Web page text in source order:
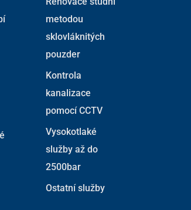
metodou
sklovláknitých
pouzder
Kontrola
kanalizace
pomocí CCTV
Vysokotlaké
služby až do
2500bar
Ostatní služby